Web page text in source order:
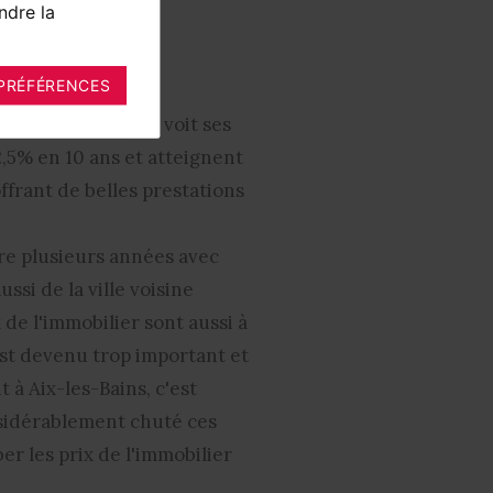
la
d'Aix-les-Bains voit ses
en 10 ans et atteignent
de belles prestations
plusieurs années avec
de la ville voisine
l'immobilier sont aussi à
devenu trop important et
à Aix-les-Bains, c'est
chuté ces
les prix de l'immobilier